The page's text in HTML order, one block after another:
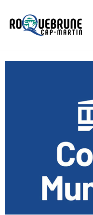
Aller à la recherche